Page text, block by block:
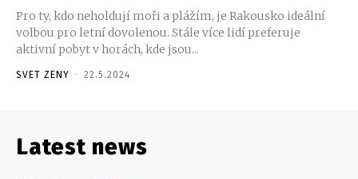
Pro ty, kdo neholdují moři a plážím, je Rakousko ideální
volbou pro letní dovolenou. Stále více lidí preferuje
aktivní pobyt v horách, kde jsou...
SVET ZENY - 22.5.2024
Latest news